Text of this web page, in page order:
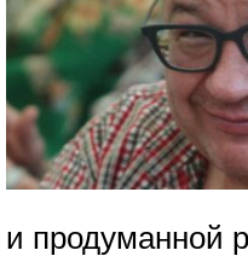
и продуманной